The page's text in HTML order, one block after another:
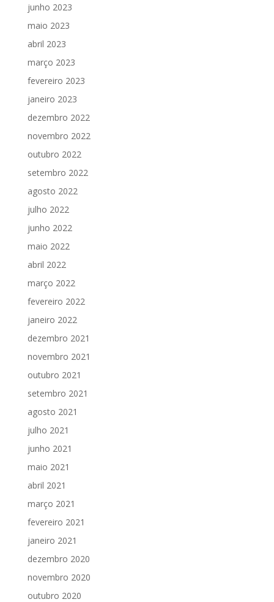
junho 2023
maio 2023
abril 2023
março 2023
fevereiro 2023
janeiro 2023
dezembro 2022
novembro 2022
outubro 2022
setembro 2022
agosto 2022
julho 2022
junho 2022
maio 2022
abril 2022
março 2022
fevereiro 2022
janeiro 2022
dezembro 2021
novembro 2021
outubro 2021
setembro 2021
agosto 2021
julho 2021
junho 2021
maio 2021
abril 2021
março 2021
fevereiro 2021
janeiro 2021
dezembro 2020
novembro 2020
outubro 2020